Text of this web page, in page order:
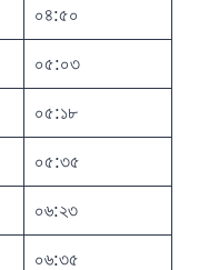
০৪:৫০
০৫:০৩
০৫:১৮
০৫:৩৫
০৬:২৩
০৬:৩৫